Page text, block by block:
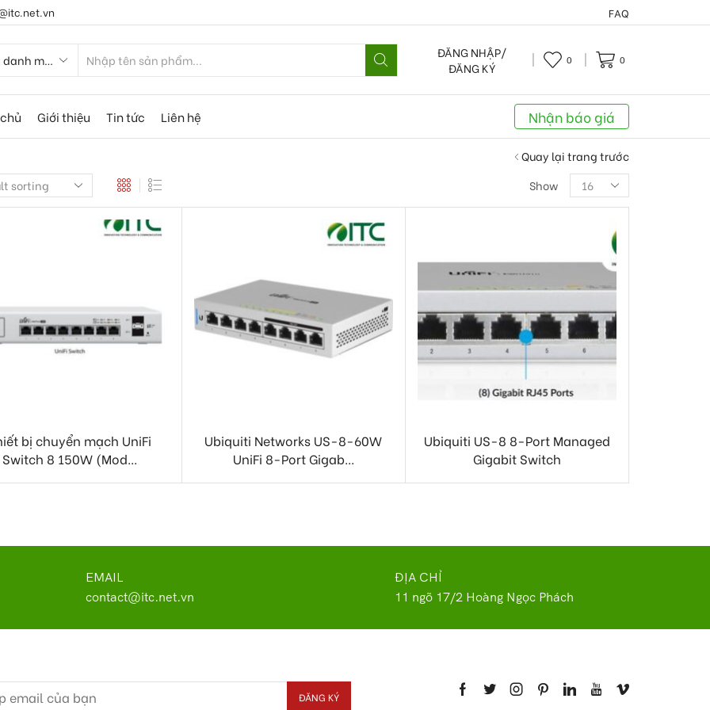
FAQ
ĐĂNG NHẬP/
ĐĂNG KÝ
0 0
Giới thiệu Tin tức Liên hệ Nhận báo giá
Quay lại trang trước
Show
bị chuyển mạch UniFi
Switch 8 150W (Mod...
Ubiquiti Networks US-8-60W
UniFi 8-Port Gigab...
Ubiquiti US-8 8-Port Managed
Gigabit Switch
EMAIL
contact@itc.net.vn
ĐỊA CHỈ
11 ngõ 17/2 Hoàng Ngọc Phách